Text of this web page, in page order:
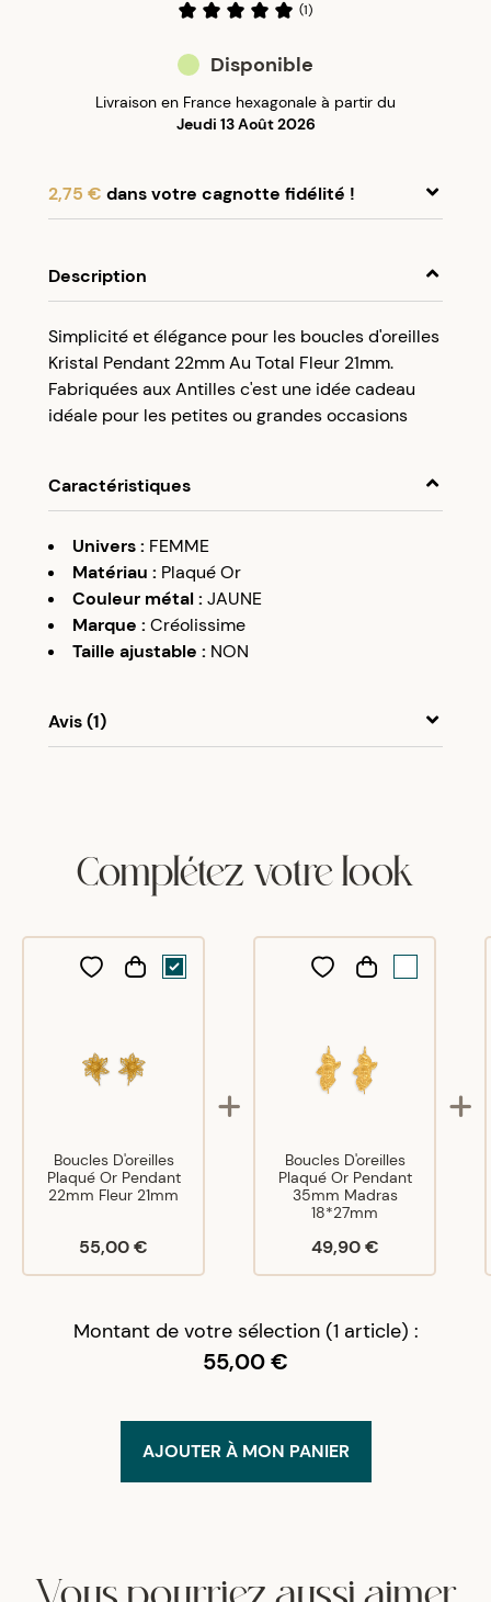
(1)
Disponible
Livraison en France hexagonale à partir du
Jeudi 13 Août 2026
2,75 € dans votre cagnotte fidélité !
compte client et cumulez 5% de vos achats dans
votre cagnotte fidélité sans minimum d’achat.
Utilisez votre cagnotte de fidélité dès votre
prochaine commande à partir de 50€ d’achats.
Description
Simplicité et élégance pour les boucles d'oreilles
Kristal Pendant 22mm Au Total Fleur 21mm.
Fabriquées aux Antilles c'est une idée cadeau
idéale pour les petites ou grandes occasions
Caractéristiques
Univers: FEMME
Matériau : Plaqué Or
Couleur métal: JAUNE
Marque : Créolissime
Taille ajustable : NON
Avis (1)
Complétez votre look
Boucles D'oreilles
Plaqué Or Pendant
22mm Fleur 21mm
55,00 €
Boucles D'oreilles
Plaqué Or Pendant
35mm Madras
18*27mm
49,90 €
Montant de votre sélection (1 article) :
55,00 €
AJOUTER À MON PANIER
Vous pourriez aussi aimer